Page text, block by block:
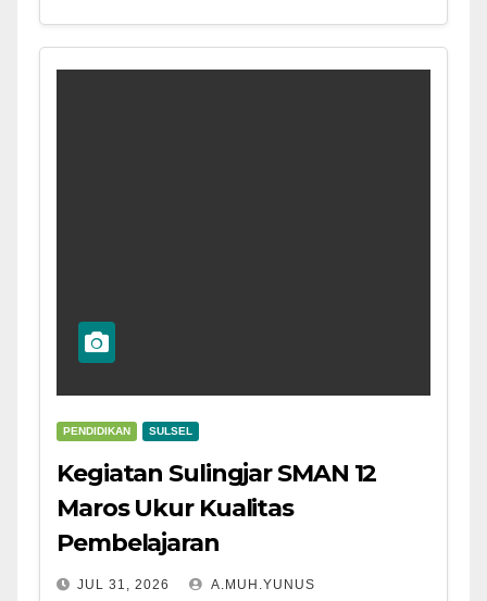
PENDIDIKAN SULSEL
Kegiatan Sulingjar SMAN 12
Maros Ukur Kualitas
Pembelajaran
JUL 31, 2026 A.MUH.YUNUS